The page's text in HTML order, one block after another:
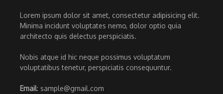
Lorem ipsum dolor sit amet, consectetur adipisicing elit.
Minima incidunt voluptates nemo, dolor optio quia
architecto quis delectus perspiciatis.
Nobis atque id hic neque possimus voluptatum
voluptatibus tenetur, perspiciatis consequuntur.
Email: sample@gmail.com